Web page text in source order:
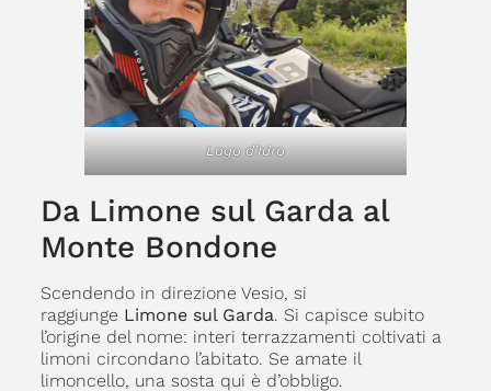
Lago d’Idro
Da Limone sul Garda al
Monte Bondone
Scendendo in direzione Vesio, si
raggiunge Limone sul Garda. Si capisce subito
l’origine del nome: interi terrazzamenti coltivati a
limoni circondano l’abitato. Se amate il
limoncello, una sosta qui è d’obbligo.